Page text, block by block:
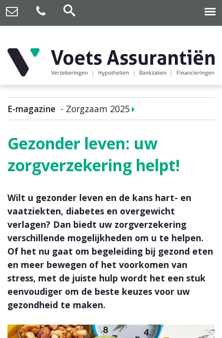
E-magazine Zorgzaam 2025
Gezonder leven: uw
zorgverzekering helpt!
Wilt u gezonder leven en de kans hart- en
vaatziekten, diabetes en overgewicht
verlagen? Dan biedt uw zorgverzekering
verschillende mogelijkheden om u te helpen.
Of het nu gaat om begeleiding bij gezond eten
en meer bewegen of het voorkomen van
stress, met de juiste hulp wordt het een stuk
eenvoudiger om de beste keuzes voor uw
gezondheid te maken.